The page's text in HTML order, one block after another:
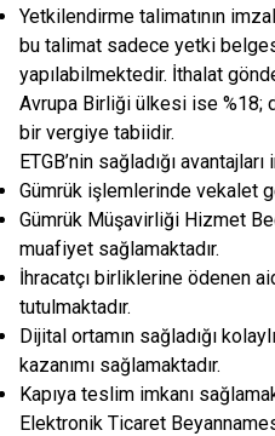
Yetkilendirme talimatının
bu talimat sadece yetki
yapılabilmektedir. İthalat
Avrupa Birliği ülkesi ise %18;
bir vergiye tabiidir.
ETGB’nin sağladığı
Gümrük işlemlerinde vekalet
Gümrük Müşavirliği Hizmet
muafiyet sağlamaktadır.
İhracatçı birliklerine ödenen
tutulmaktadır.
Dijital ortamın sağladığı
kazanımı sağlamaktadır.
Kapıya teslim imkanı
Elektronik Ticaret